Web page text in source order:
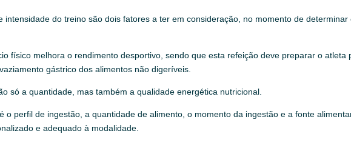
intensidade do treino são dois fatores a ter em consideração, no momento de
físico melhora o rendimento desportivo, sendo que esta refeição deve preparar o atleta
gástrico dos alimentos não digeríveis.
só a quantidade, mas também a qualidade energética nutricional.
o perfil de ingestão, a quantidade de alimento, o momento da ingestão e a fonte
e adequado à modalidade.